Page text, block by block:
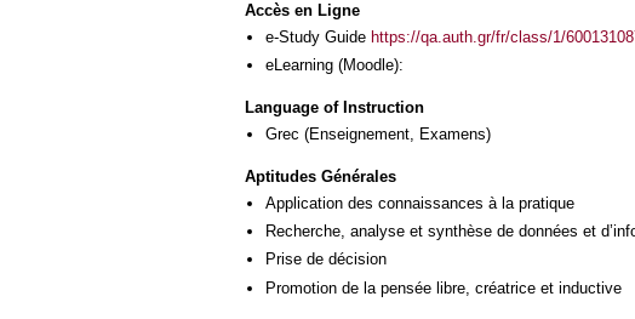
Accès en Ligne
e-Study Guide https://qa.auth.gr/fr/class/1/
eLearning (Moodle):
Language of Instruction
Grec (Enseignement, Examens)
Aptitudes Générales
Application des connaissances à la pratique
Recherche, analyse et synthèse de données et
Prise de décision
Promotion de la pensée libre, créatrice et inductive